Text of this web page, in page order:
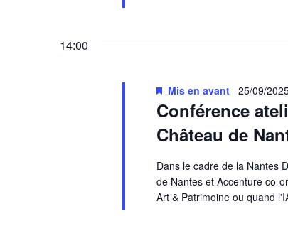
14:00
Conférence
Château de
Mis en avant 25/09/
Dans le cadre de la Nantes
de Nantes et Accenture co-
Art & Patrimoine ou quand